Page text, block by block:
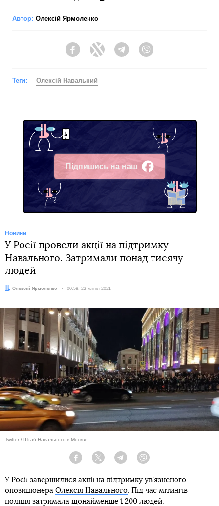
Автор: Олексій Ярмоленко
FacebookTwitter Telegram
Теги: Олексій Навальний
Підпишись на наш
Facebook
Новини
У Росії провели акції на підтримку
Навального. Затримали понад тисячу
людей
Автор:
Олексій Ярмоленко Дата:
00:58, 22 квітня 2021
Twitter / Штаб Навального в Москве
Facebook Twitter Telegram
У Росії завершилися акції на підтримку ув’язненого
опозиціонера Олексія Навального. Під час мітингів
поліція затримала щонайменше 1 200 людей.